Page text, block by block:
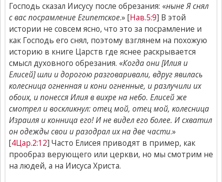
Господь сказал Иисусу после обрезания: «ныне Я снял
с вас посрамление Египетское.» [Нав.5:9] В этой
истории не совсем ясно, что это за посрамление и
как Господь его снял, поэтому взглянем на похожую
историю в книге Царств где яснее раскрывается
смысл духовного обрезания. «Когда они [Илия и
Елисей] шли и дорогою разговаривали, вдруг явилась
колесница огненная и кони огненные, и разлучили их
обоих, и понесся Илия в вихре на небо. Елисей же
смотрел и воскликнул: отец мой, отец мой, колесница
Израиля и конница его! И не видел его более. И схватил
он одежды свои и разодрал их на две части.»
[4Цар.2:12] Часто Елисея приводят в пример, как
прообраз верующего или церкви, но мы смотрим не
на людей, а на Иисуса Христа.